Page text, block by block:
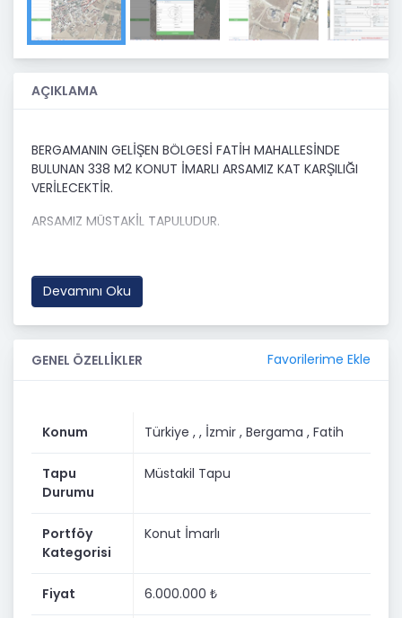
AÇIKLAMA
BERGAMANIN GELİŞEN BÖLGESİ FATİH MAHALLESİNDE
BULUNAN 338 M2 KONUT İMARLI ARSAMIZ KAT KARŞILIĞI
VERİLECEKTİR.
ARSAMIZ MÜSTAKİL TAPULUDUR.
ŞEHİR MERKEZİNE YAKIN KONUMDADIR.
ULAŞIM SORUNU YOKTUR.
DETAYLI BİLGİ VE RANDEVU İÇİN:
0533 6368130
0232 6167135
Devamını Oku
GENEL ÖZELLİKLER Favorilerime Ekle
Konum Türkiye , , İzmir , Bergama , Fatih
Tapu
Durumu
Müstakil Tapu
Portföy
Kategorisi
Konut İmarlı
Fiyat 6.000.000 ₺